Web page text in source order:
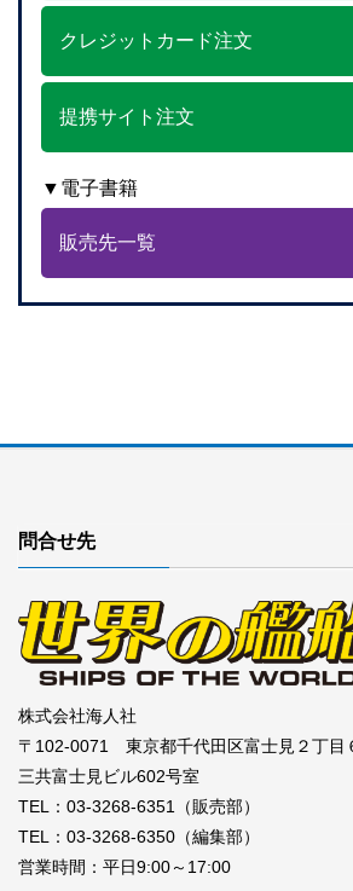
クレジットカード注文
提携サイト注文
▼電子書籍
販売先一覧
問合せ先
株式会社海人社
〒102-0071 東京都千代田区富士見２丁目
三共富士見ビル602号室
TEL：03-3268-6351（販売部）
TEL：03-3268-6350（編集部）
営業時間：平日9:00～17:00